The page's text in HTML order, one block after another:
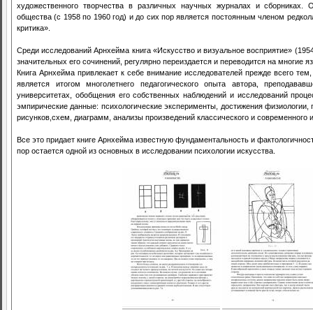
художественного творчества в различных научных журналах и сборниках.
общества (с 1958 по 1960 год) и до сих пор является постоянным членом
критика».
Среди исследований Арнхейма книга «Искусство и визуальное восприятие»
значительных его сочинений, регулярно переиздается и переводится на многие
Книга Арнхейма привлекает к себе внимание исследователей прежде всего
является итогом многолетнего педагогического опыта автора,
университетах, обобщения его собственных наблюдений и исследований
эмпирические данные: психологические эксперименты, достижения
рисунков,схем, диаграмм, анализы произведений классического и современного
Все это придает книге Арнхейма известную фундаментальность и
пор остается одной из основных в исследовании психологии искусства.